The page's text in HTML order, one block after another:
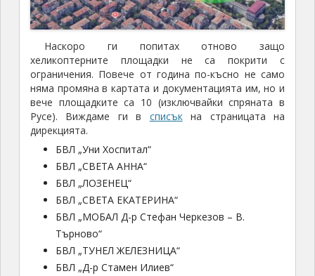
Наскоро ги попитах отново защо
хеликоптерните площадки не са покрити с
ограничения. Повече от година по-късно не само
няма промяна в картата и документацията им, но и
вече площадките са 10 (изключвайки спряната в
Русе). Виждаме ги в списъкна страницата на
дирекцията.
БВЛ „Уни Хоспитал“
БВЛ „СВЕТА АННА“
БВЛ „ЛОЗЕНЕЦ“
БВЛ „СВЕТА ЕКАТЕРИНА“
БВЛ „МОБАЛ Д-р Стефан Черкезов – В.
Търново“
БВЛ „ТУНЕЛ ЖЕЛЕЗНИЦА“
БВЛ „Д-р Стамен Илиев“